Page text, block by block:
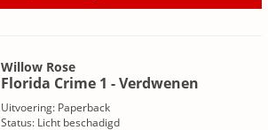
Willow Rose
Florida Crime 1 - Verdwenen
Uitvoering: Paperback
Status: Licht beschadigd